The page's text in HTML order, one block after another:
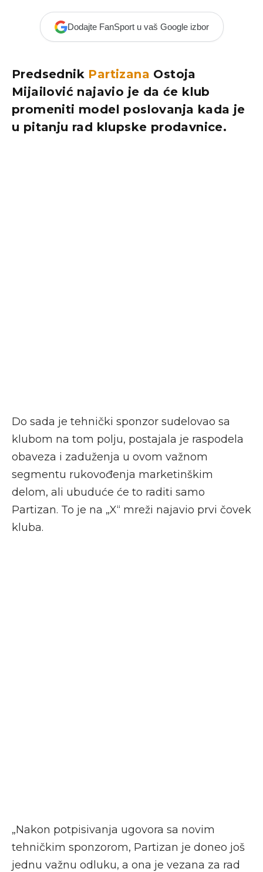
Dodajte FanSport u vaš Google izbor
Predsednik Partizana Ostoja
Mijailović najavio je da će klub
promeniti model poslovanja kada je
u pitanju rad klupske prodavnice.
Do sada je tehnički sponzor sudelovao sa
klubom na tom polju, postajala je raspodela
obaveza i zaduženja u ovom važnom
segmentu rukovođenja marketinškim
delom, ali ubuduće će to raditi samo
Partizan. To je na „X“ mreži najavio prvi čovek
kluba.
„Nakon potpisivanja ugovora sa novim
tehničkim sponzorom, Partizan je doneo još
jednu važnu odluku, a ona je vezana za rad